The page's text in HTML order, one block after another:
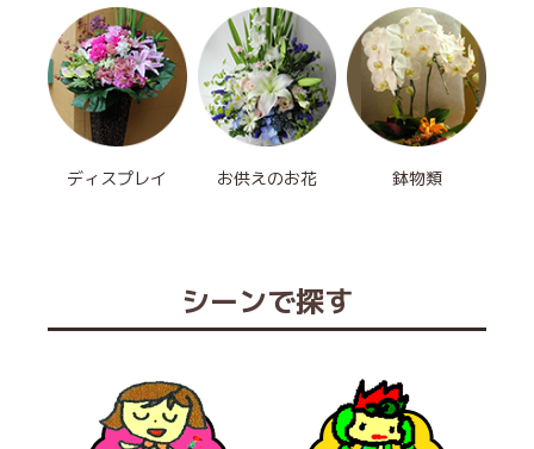
ディスプレイ お供えのお花 鉢物類
シーンで探す